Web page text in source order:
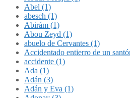
Abel (1)
abesch (1)
Abirám (1)
Abou Zeyd (1)
abuelo de Cervantes (1)
Accidentado entierro de un
accidente (1)
Ada (1)
Adán (3)
Adán y Eva (1)